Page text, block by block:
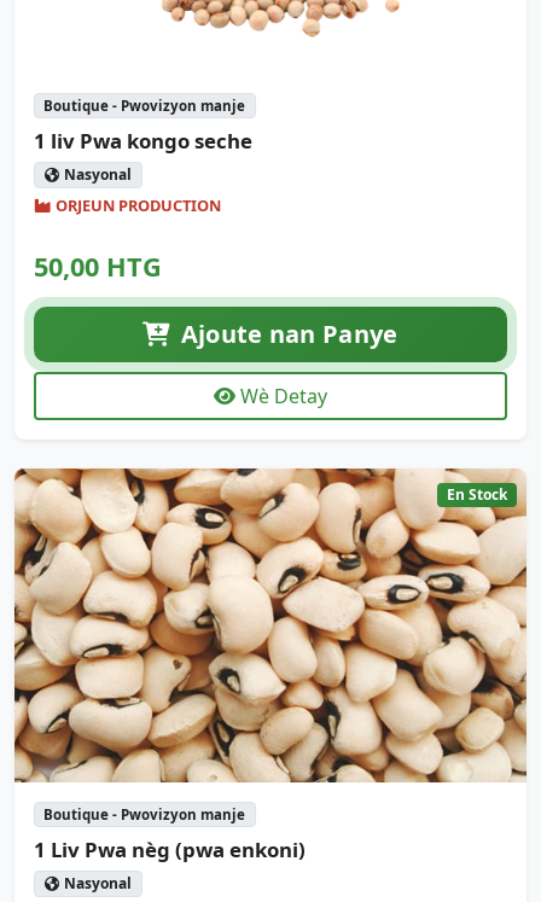
Boutique - Pwovizyon manje
1 liv Pwa kongo seche
Nasyonal
ORJEUN PRODUCTION
50,00 HTG
Ajoute nan Panye
Wè Detay
En Stock
Boutique - Pwovizyon manje
1 Liv Pwa nèg (pwa enkoni)
Nasyonal